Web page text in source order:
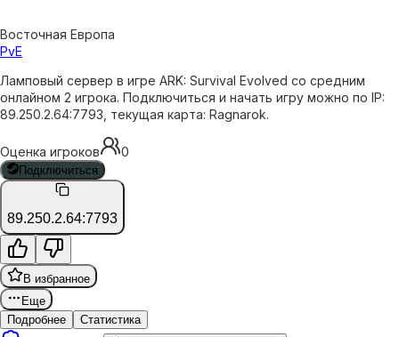
Восточная Европа
PvE
Ламповый сервер в игре ARK: Survival Evolved со средним
онлайном 2 игрока. Подключиться и начать игру можно по IP:
89.250.2.64:7793, текущая карта: Ragnarok.
Оценка игроков 0
Подключиться
89.250.2.64:7793
В избранное
Еще
Подробнее
Статистика